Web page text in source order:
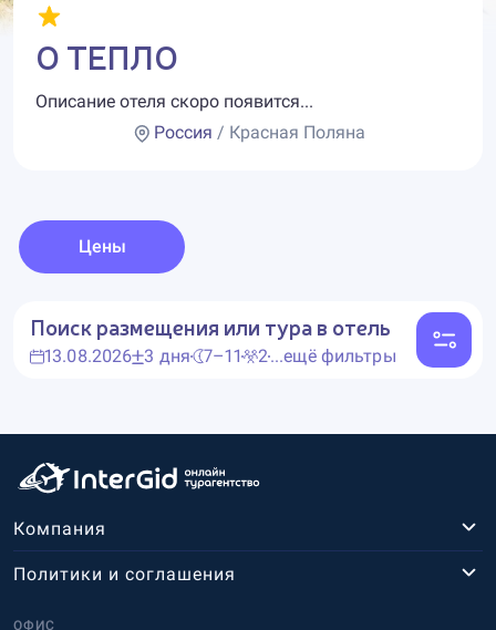
О ТЕПЛО
Описание отеля скоро появится...
Россия / Красная Поляна
Цены
Поиск размещения или тура в отель
13.08.2026 3 дня 7–11 2...ещё фильтры
Компания
ОФИС
Политики и соглашения